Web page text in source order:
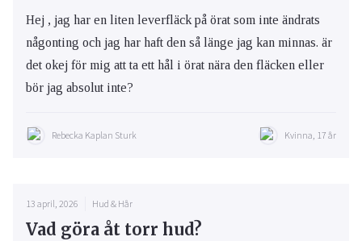
Hej , jag har en liten leverfläck på örat som inte ändrats
någonting och jag har haft den så länge jag kan minnas. är
det okej för mig att ta ett hål i örat nära den fläcken eller
bör jag absolut inte?
Rebecka Kaplan Sturk Kvinna, 17 år
13 april, 2026 Hud & Hår
Vad göra åt torr hud?